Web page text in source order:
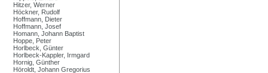
Hitzer, Werner
Höckner, Rudolf
Hoffmann, Dieter
Hoffmann, Josef
Homann, Johann Baptist
Hoppe, Peter
Horlbeck, Günter
Horlbeck-Kappler, Irmgard
Hornig, Günther
Höroldt, Johann Gregorius